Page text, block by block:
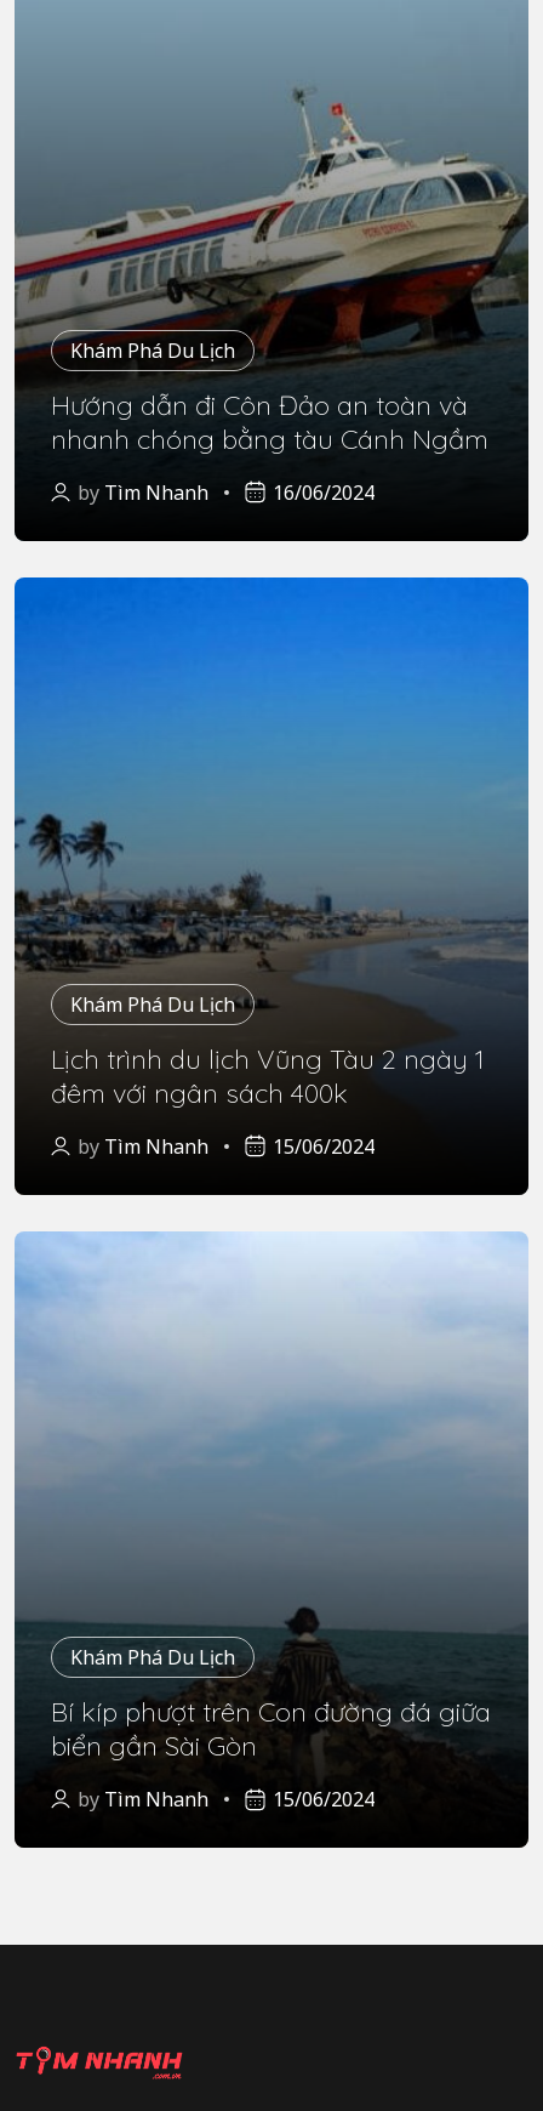
Khám Phá Du Lịch
Hướng dẫn đi Côn Đảo an toàn và
nhanh chóng bằng tàu Cánh Ngầm
by Tìm Nhanh 16/06/2024
Khám Phá Du Lịch
Lịch trình du lịch Vũng Tàu 2 ngày 1
đêm với ngân sách 400k
by Tìm Nhanh 15/06/2024
Khám Phá Du Lịch
Bí kíp phượt trên Con đường đá giữa
biển gần Sài Gòn
by Tìm Nhanh 15/06/2024